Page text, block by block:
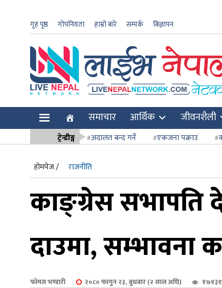
गृह पृष्ठ गोपनियता हाम्रो बारे सम्पर्क बिज्ञापन
समाचार आर्थिक जीवनशैली
ट्रेन्डीङ्ग अदालत बन्द गर्ने एकजना पक्राउ
होमपेज /
राजनीति
काङ्ग्रेस सभापति
दाउमा, सम्भावना
फोमस भण्डारी २०८० फागुन २३, बुधबार (२ साल अघि)